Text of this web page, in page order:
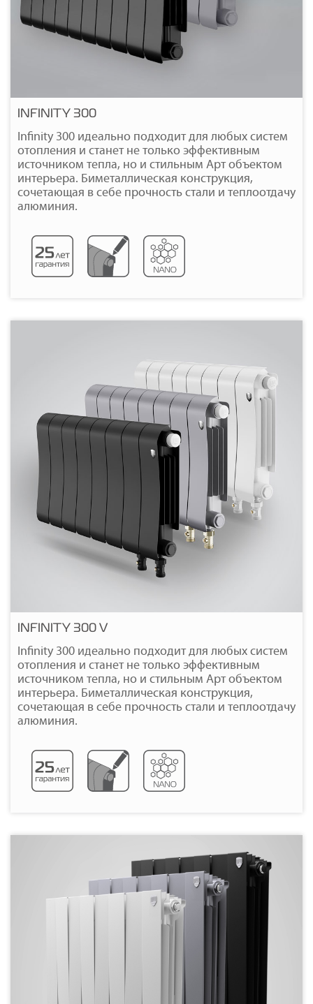
Подробнее
INFINITY 300
Infinity 300 идеально подходит для любых систем
отопления и станет не только эффективным
источником тепла, но и стильным Арт объектом
интерьера. Биметаллическая конструкция,
сочетающая в себе прочность стали и теплоотдачу
алюминия.
Подробнее
INFINITY 300 V
Infinity 300 идеально подходит для любых систем
отопления и станет не только эффективным
источником тепла, но и стильным Арт объектом
интерьера. Биметаллическая конструкция,
сочетающая в себе прочность стали и теплоотдачу
алюминия.